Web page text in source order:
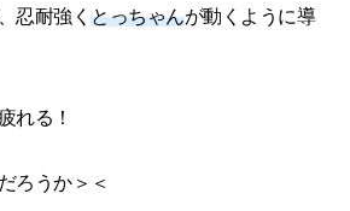
忍耐強く とっちゃんが動くように導
れる！
ろうか＞＜